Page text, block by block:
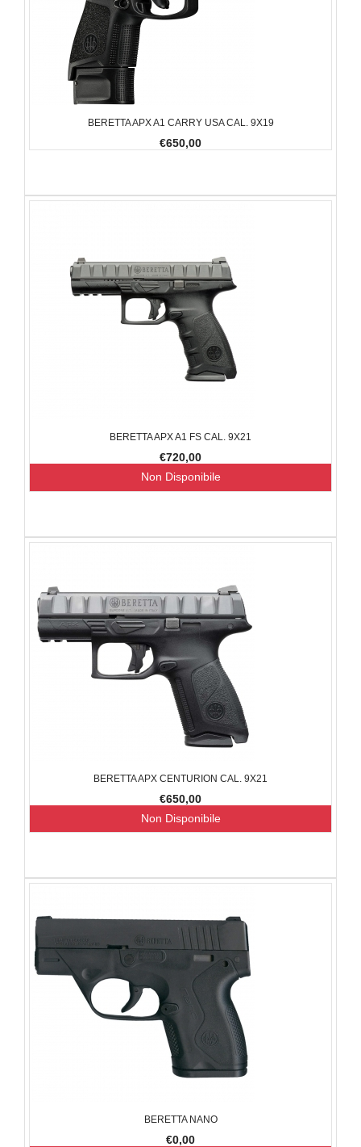
BERETTA APX A1 CARRY USA CAL. 9X19
€650,00
BERETTA APX A1 FS CAL. 9X21
€720,00
Non Disponibile
BERETTA APX CENTURION CAL. 9X21
€650,00
Non Disponibile
BERETTA NANO
€0,00